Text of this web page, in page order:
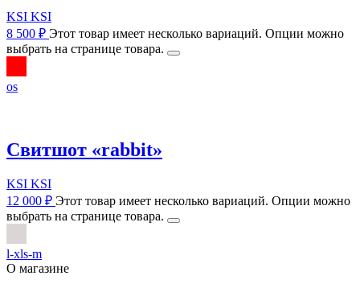
KSI KSI
8 500 ₽ Этот товар имеет несколько вариаций. Опции можно
выбрать на странице товара.
os
Свитшот «rabbit»
KSI KSI
12 000 ₽ Этот товар имеет несколько вариаций. Опции можно
выбрать на странице товара.
l-xls-m
О магазине